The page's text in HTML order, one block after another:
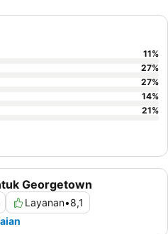
Georgetown
Layanan•8,1
11%
27%
27%
14%
21%